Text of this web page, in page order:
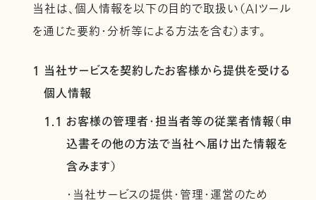
当社は、個人情報を以下の目的で取扱い（AIツール
を通じた要約・分析等による方法を含む）ます。
1 当社サービスを契約したお客様から提供を受ける
個人情報
1.1 お客様の管理者・担当者等の従業者情報（申
込書その他の方法で当社へ届け出た情報を
含みます）
・当社サービスの提供・管理・運営のため